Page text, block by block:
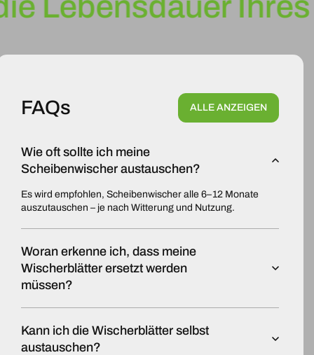
FAQs ALLE ANZEIGEN
Wie oft sollte ich meine
Scheibenwischer austauschen?
Es wird empfohlen, Scheibenwischer alle 6–12 Monate
auszutauschen – je nach Witterung und Nutzung.
Woran erkenne ich, dass meine
Wischerblätter ersetzt werden
müssen?
Kann ich die Wischerblätter selbst
austauschen?